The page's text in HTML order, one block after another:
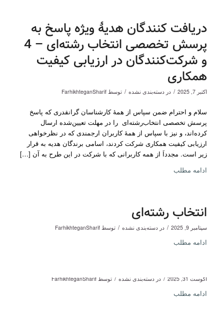
دریافت کنندگان هدیۀ ویژه پاسخ به
پرسش تخصصی انتخاب رشته‌ای – 4
و شرکت‌کنندگان در ارزیابی کیفیت
همکاری
اکتبر 7, 2025 / در دسته‌بندی نشده / توسط FarhikhteganSharif
سلام و احترام ضمن سپاس از همۀ کارشناسان گرانقدری که پاسخ
پرسش تخصصی انتخاب‌رشته‌ای را در مهلت تعیین‌شده ارسال
کرده‌اند، و نیز با سپاس از همۀ کاربران ارجمندی که در نظرخواهی
ارزیابی کیفیت همکاری شرکت کردند، اسامی برندگان هدیه به قرار
زیر است. مجدداَ از همه کاربرانی که با شرکت در این طرح به آن […]
ادامه مطلب
انتخاب رشته‌ای
سپتامبر 9, 2025 / در دسته‌بندی نشده / توسط FarhikhteganSharif
ادامه مطلب
آگوست 31, 2025 / در دسته‌بندی نشده / توسط FarhikhteganSharif
ادامه مطلب